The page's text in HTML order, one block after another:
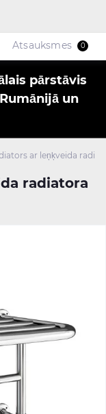
pārstāvis
un
ar leņķveida
radiatora
Atsauksmes 0